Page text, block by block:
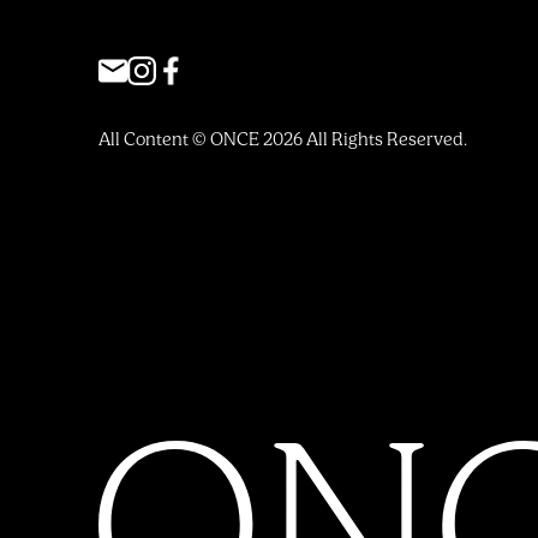
All Content © ONCE 2026 All Rights Reserved.